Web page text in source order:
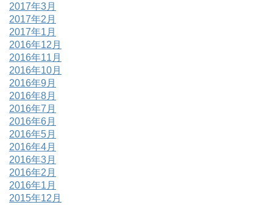
2017年3月
2017年2月
2017年1月
2016年12月
2016年11月
2016年10月
2016年9月
2016年8月
2016年7月
2016年6月
2016年5月
2016年4月
2016年3月
2016年2月
2016年1月
2015年12月